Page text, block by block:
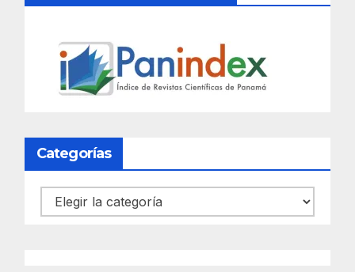
Categorías
Categorías